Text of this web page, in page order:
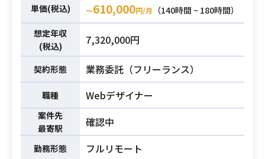
・エンタメ系サービスでのデザイナ
ー経験 ※公開可能な範囲でご経験さ
れてきたサービスもご教示いただけ
ますと幸いです
・デザイナー経験3年以上
・Photoshopを用いた業務経験1年
以上
・AfterEffectsを用いた業務経験1年
以上
単価(税込) 〜610,000円/月
（140時間 ~ 180時間）
想定年収
(税込)
7,320,000円
契約形態 業務委託（フリーランス）
職種 Webデザイナー
案件先
最寄駅
確認中
勤務形態 フルリモート